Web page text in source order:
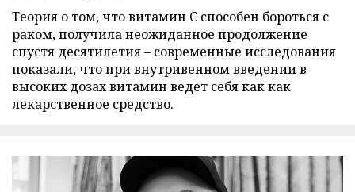
Теория о том, что витамин C способен бороться с
раком, получила неожиданное продолжение
спустя десятилетия – современные исследования
показали, что при внутривенном введении в
высоких дозах витамин ведет себя как как
лекарственное средство.